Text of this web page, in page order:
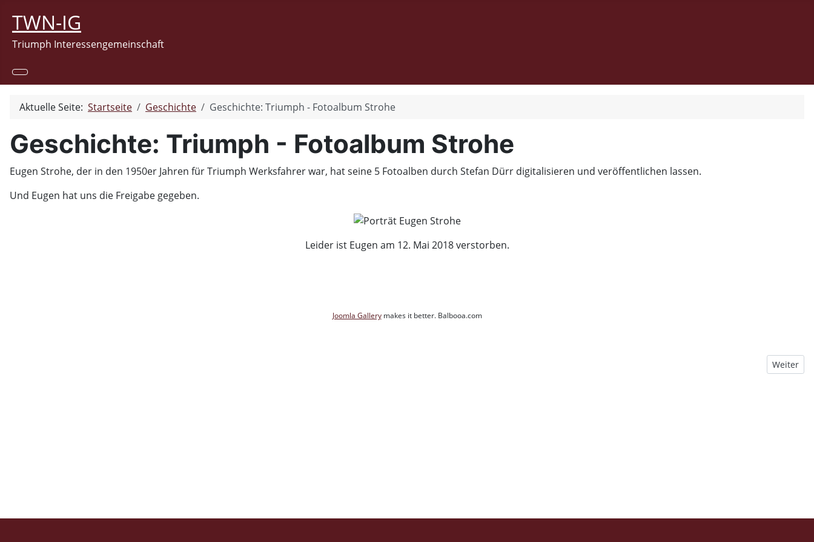
TWN-IG
Triumph Interessengemeinschaft
Aktuelle Seite: Startseite Geschichte Geschichte: Triumph - Fotoalbum Strohe
Geschichte: Triumph - Fotoalbum Strohe
Eugen Strohe, der in den 1950er Jahren für Triumph Werksfahrer war, hat seine 5 Fotoalben durch Stefan Dürr digitalisieren und veröffentlichen lassen.
Und Eugen hat uns die Freigabe gegeben.
Leider ist Eugen am 12. Mai 2018 verstorben.
Joomla Gallerymakes it better. Balbooa.com
Nächster
Weiter